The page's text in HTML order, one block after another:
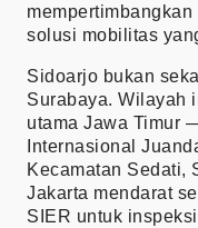
mempertimbangkan
solusi mobilitas
Sidoarjo bukan
Surabaya. Wilayah
utama Jawa Timur
Internasional
Kecamatan Sedati,
Jakarta mendarat
SIER untuk